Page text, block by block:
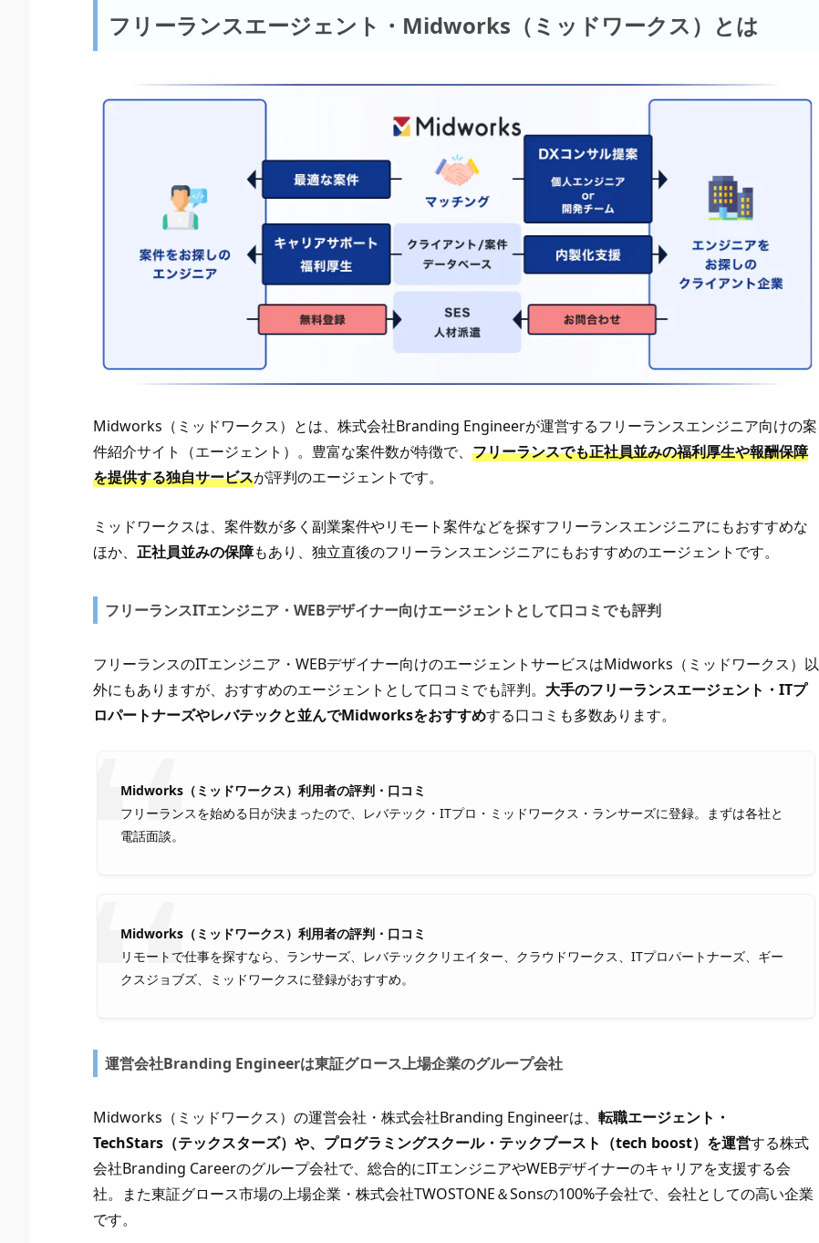
フリーランスエージェント・Midworks（ミッドワークス）とは
Midworks（ミッドワークス）とは、株式会社Branding Engineerが運営するフリーランスエンジニア向けの案
件紹介サイト（エージェント）。豊富な案件数が特徴で、 フリーランスでも正社員並みの福利厚生や報酬保障
を提供する独自サービスが評判のエージェントです。
ミッドワークスは、案件数が多く副業案件やリモート案件などを探すフリーランスエンジニアにもおすすめな
ほか、 正社員並みの保障もあり、独立直後のフリーランスエンジニアにもおすすめのエージェントです。
フリーランスITエンジニア・WEBデザイナー向けエージェントとして口コミでも評判
フリーランスのITエンジニア・WEBデザイナー向けのエージェントサービスはMidworks（ミッドワークス）以
外にもありますが、おすすめのエージェントとして口コミでも評判。 大手のフリーランスエージェント・ITプ
ロパートナーズやレバテックと並んでMidworksをおすすめする口コミも多数あります。
Midworks（ミッドワークス）利用者の評判・口コミ
フリーランスを始める日が決まったので、レバテック・ITプロ・ミッドワークス・ランサーズに登録。まずは各社と
電話面談。
Midworks（ミッドワークス）利用者の評判・口コミ
リモートで仕事を探すなら、ランサーズ、レバテッククリエイター、クラウドワークス、ITプロパートナーズ、ギー
クスジョブズ、ミッドワークスに登録がおすすめ。
運営会社Branding Engineerは東証グロース上場企業のグループ会社
Midworks（ミッドワークス）の運営会社・株式会社Branding Engineerは、 転職エージェント・
TechStars（テックスターズ）や、プログラミングスクール・テックブースト（tech boost）を運営する株式
会社Branding Careerのグループ会社で、総合的にITエンジニアやWEBデザイナーのキャリアを支援する会
社。また東証グロース市場の上場企業・株式会社TWOSTONE＆Sonsの100%子会社で、会社としての高い企業
です。